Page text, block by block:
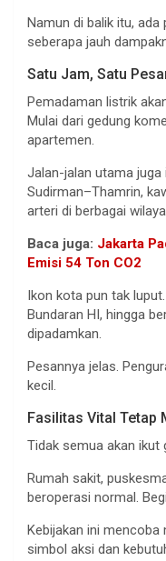
Namun di balik itu, ada
seberapa jauh
Satu Jam, Satu
Pemadaman listrik
Mulai dari gedung
apartemen.
Jalan-jalan utama
Sudirman–Thamrin,
arteri di berbagai
Baca juga: Jakarta
Emisi 54 Ton CO2
Ikon kota pun tak
Bundaran HI, hingga
dipadamkan.
Pesannya jelas.
kecil.
Fasilitas Vital Tetap
Tidak semua akan ikut
Rumah sakit,
beroperasi normal.
Kebijakan ini
simbol aksi dan